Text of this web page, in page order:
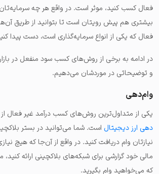
فعال کسب کنید، موثر است. در واقع هر چه سرمایه‌تان
بیشتری هم پیش رویتان است تا بتوانید از طریق
فعال که یکی از انواع سرمایه‌گذاری است، دست پیدا
در ادامه به برخی از روش‌های کسب سود منفعل در بازار
و توضیحاتی در موردشان می‌دهیم.
وام‌دهی
یکی از متداول‌ترین روش‌های کسب درآمد غیر فعال از
دهی ارز دیجیتال است. شما می‌توانید در بستر
نیازتان وام دریافت کنید. در واقع از آن‌جا که هیچ
مالی خود گزارشی برای شبکه‌های بلاکچینی ارائه کنید،
که می‌خواهید وام بگیرید.